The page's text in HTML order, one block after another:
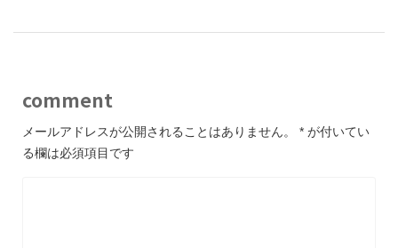
comment
メールアドレスが公開されることはありません。 * が付いてい
る欄は必須項目です